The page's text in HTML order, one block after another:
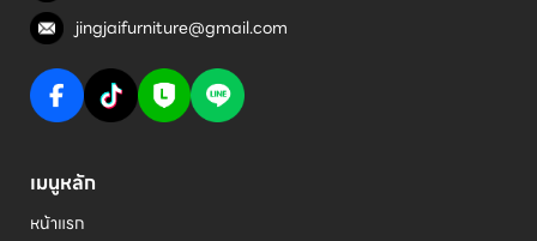
jingjaifurniture@gmail.com
เมนูหลัก
หน้าแรก